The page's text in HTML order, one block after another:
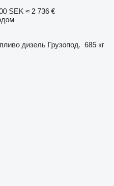
SEK ≈ 2 736 €
дизель Грузопод. 685 кг